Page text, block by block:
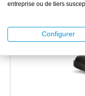
entreprise ou de tiers
Configurer